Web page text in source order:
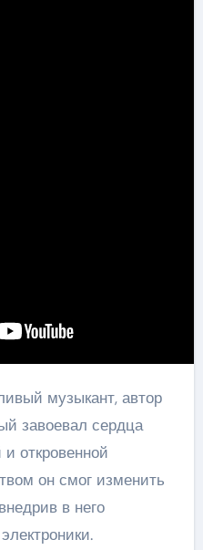
музыкант, автор
завоевал сердца
откровенной
он смог изменить
в него